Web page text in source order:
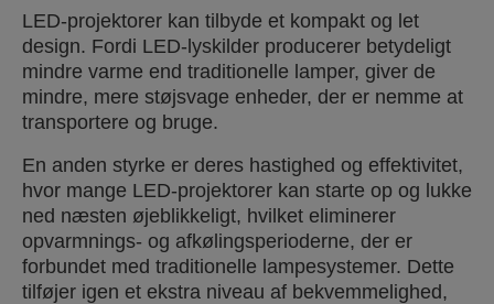
LED-projektorer kan tilbyde et kompakt og let
design. Fordi LED-lyskilder producerer betydeligt
mindre varme end traditionelle lamper, giver de
mindre, mere støjsvage enheder, der er nemme at
transportere og bruge.
En anden styrke er deres hastighed og effektivitet,
hvor mange LED-projektorer kan starte op og lukke
ned næsten øjeblikkeligt, hvilket eliminerer
opvarmnings- og afkølingsperioderne, der er
forbundet med traditionelle lampesystemer. Dette
tilføjer igen et ekstra niveau af bekvemmelighed,